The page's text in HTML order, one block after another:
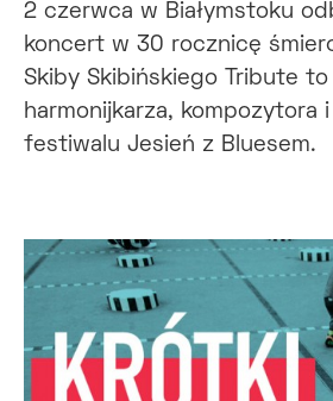
2 czerwca w Białymstoku
koncert w 30 rocznicę
Skiby Skibińskiego Tribute to
harmonijkarza, kompozytora
festiwalu Jesień z Bluesem.